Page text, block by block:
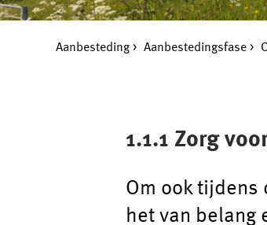
Aanbesteding Aanbestedingsfase
1.1.1 Zorg
Om ook tijdens
het van belang